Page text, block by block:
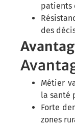
patients
des
Métier
la santé
Forte
zones